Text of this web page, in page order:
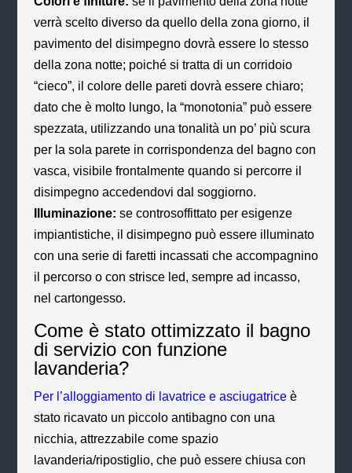
verrà scelto diverso da quello della zona giorno, il
pavimento del disimpegno dovrà essere lo stesso
della zona notte; poiché si tratta di un corridoio
“cieco”, il colore delle pareti dovrà essere chiaro;
dato che è molto lungo, la “monotonia” può essere
spezzata, utilizzando una tonalità un po’ più scura
per la sola parete in corrispondenza del bagno con
vasca, visibile frontalmente quando si percorre il
disimpegno accedendovi dal soggiorno.
Illuminazione: se controsoffittato per esigenze
impiantistiche, il disimpegno può essere illuminato
con una serie di faretti incassati che accompagnino
il percorso o con strisce led, sempre ad incasso,
nel cartongesso.
Come è stato ottimizzato il bagno
di servizio con funzione
lavanderia?
Per l’alloggiamento di lavatrice e asciugatriceè
stato ricavato un piccolo antibagno con una
nicchia, attrezzabile come spazio
lavanderia/ripostiglio, che può essere chiusa con